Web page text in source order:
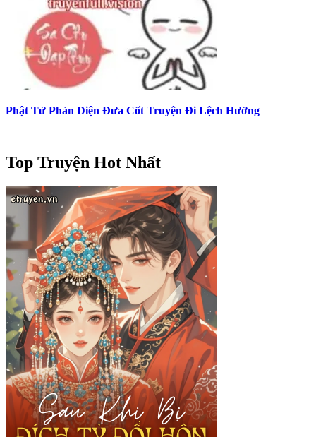
Phật Tử Phản Diện Đưa Cốt Truyện Đi Lệch Hướng
Top Truyện Hot Nhất